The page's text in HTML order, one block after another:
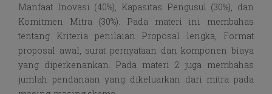
Manfaat Inovasi (40%), Kapasitas Pengusul (30%), dan
Komitmen Mitra (30%). Pada materi ini membahas
tentang Kriteria penilaian Proposal lengka, Format
proposal awal, surat pernyataan dan komponen biaya
yang diperkenankan. Pada materi 2 juga membahas
jumlah pendanaan yang dikeluarkan dari mitra pada